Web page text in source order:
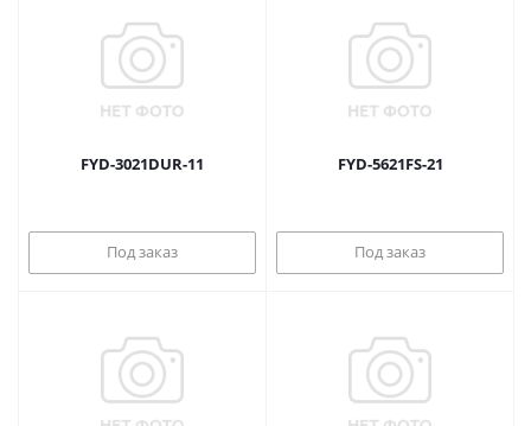
FYD-3021DUR-11
Под заказ
FYD-5621FS-21
Под заказ